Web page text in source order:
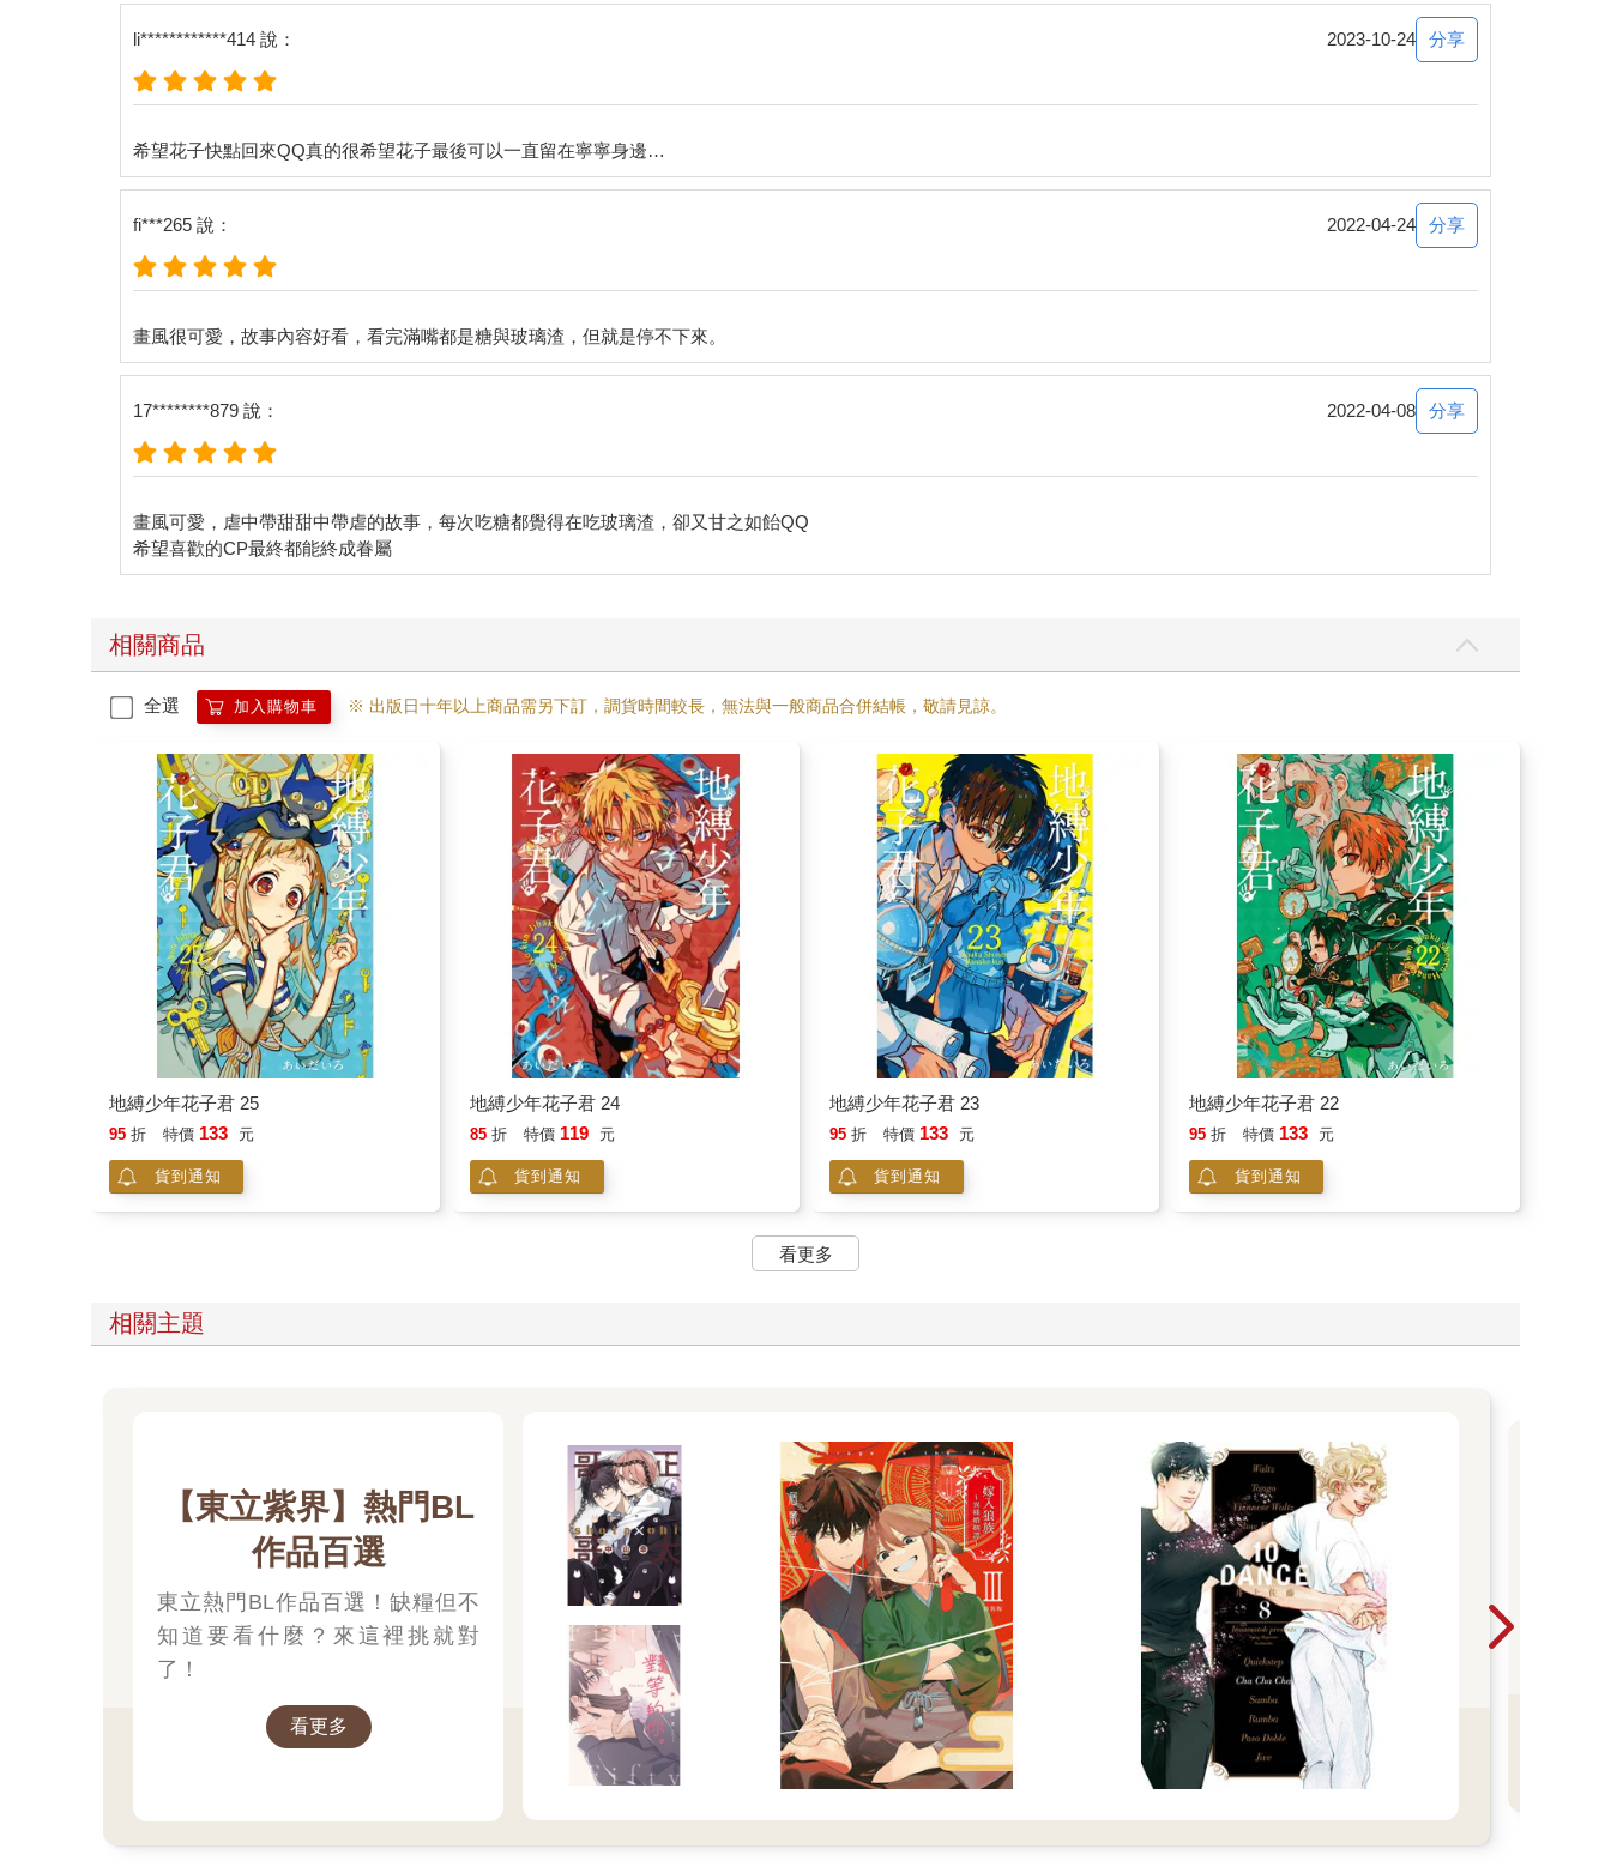
li************414 說： 2023-10-24 分享
fi***265 說： 2022-04-24 分享
17********879 說： 2022-04-08 分享
畫風可愛，虐中帶甜甜中帶虐的故事，每次吃糖都覺得在吃玻璃渣，卻又甘之如飴QQ
相關商品
全選 加入購物車 ※ 出版日十年以上商品需另下訂，調貨時間較長，無法與一般商品合併結帳，敬請見諒。
地縛少年花子君 25
95 折 特價 133 元
貨到通知
地縛少年花子君 24
85 折 特價 119 元
貨到通知
地縛少年花子君 23
95 折 特價 133 元
貨到通知
地縛少年花子君 22
95 折 特價 133 元
貨到通知
看更多
相關主題
【東立紫界】熱門BL
作品百選
東立熱門BL作品百選！缺糧但不
知道要看什麼？來這裡挑就對
了！
看更多